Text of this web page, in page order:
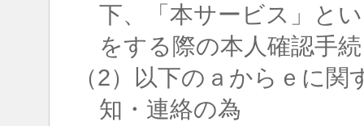
下、「本サービス」と
をする際の本人確認手
（2）以下のａからｅに
知・連絡の為